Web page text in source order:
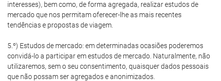
interesses), bem como, de forma agregada, realizar estudos de
mercado que nos permitam oferecer-lhe as mais recentes
tendências e propostas de viagem.
5.º) Estudos de mercado: em determinadas ocasiões poderemos
convidá-lo a participar em estudos de mercado. Naturalmente, não
utilizaremos, sem o seu consentimento, quaisquer dados pessoais
que não possam ser agregados e anonimizados.